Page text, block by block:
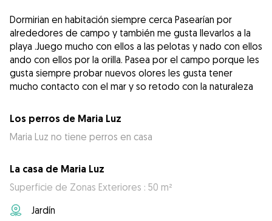
Dormirian en habitación siempre cerca Pasearían por
alrededores de campo y también me gusta llevarlos a la
playa .Juego mucho con ellos a las pelotas y nado con ellos
ando con ellos por la orilla. Pasea por el campo porque les
gusta siempre probar nuevos olores les gusta tener
mucho contacto con el mar y so retodo con la naturaleza
Los perros de Maria Luz
Maria Luz no tiene perros en casa
La casa de Maria Luz
Superficie de Zonas Exteriores : 50 m²
Jardín